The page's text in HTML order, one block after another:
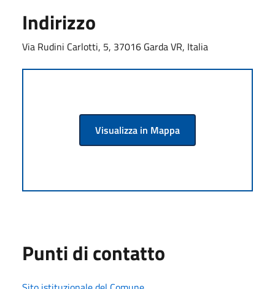
Indirizzo
Via Rudini Carlotti, 5, 37016 Garda VR, Italia
Visualizza in Mappa
Punti di contatto